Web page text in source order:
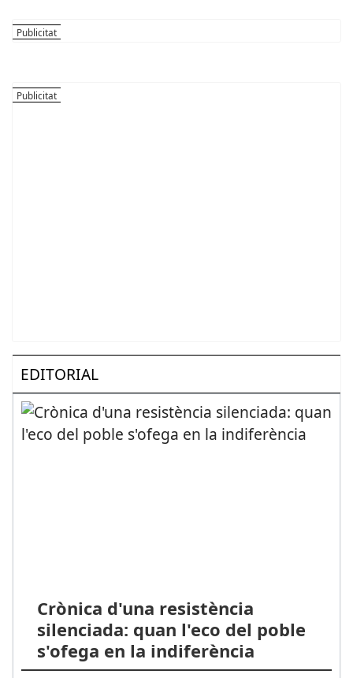
EDITORIAL
Crònica d'una resistència
silenciada: quan l'eco del poble
s'ofega en la indiferència